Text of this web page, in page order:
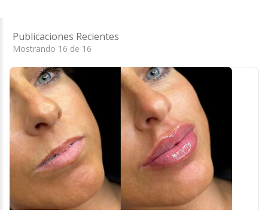
Publicaciones Recientes
Mostrando 16 de 16